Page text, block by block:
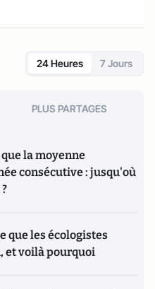
? (VA Éditions, 2023)
24 Heures 7 Jours
PLUS PARTAGES
la moyenne
consécutive : jusqu'où
que les écologistes
et voilà pourquoi